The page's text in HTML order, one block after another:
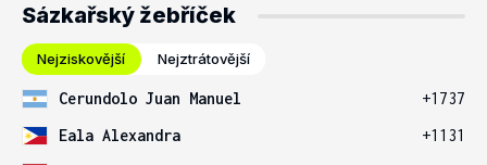
Sázkařský žebříček
Nejziskovější Nejztrátovější
Cerundolo Juan Manuel
+1737
Eala Alexandra
+1131